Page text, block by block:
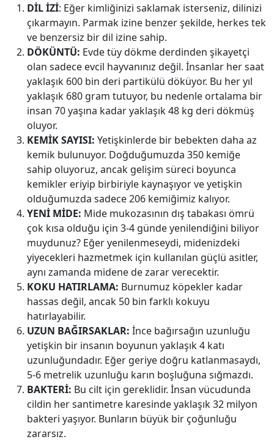
DİL İZİ: Eğer kimliğinizi saklamak isterseniz, dilinizi
çıkarmayın. Parmak izine benzer şekilde, herkes tek
ve benzersiz bir dil izine sahip.
DÖKÜNTÜ: Evde tüy dökme derdinden şikayetçi
olan sadece evcil hayvanınız değil. İnsanlar her saat
yaklaşık 600 bin deri partikülü döküyor. Bu her yıl
yaklaşık 680 gram tutuyor, bu nedenle ortalama bir
insan 70 yaşına kadar yaklaşık 48 kg deri dökmüş
oluyor.
KEMİK SAYISI: Yetişkinlerde bir bebekten daha az
kemik bulunuyor. Doğduğumuzda 350 kemiğe
sahip oluyoruz, ancak gelişim süreci boyunca
kemikler eriyip birbiriyle kaynaşıyor ve yetişkin
olduğumuzda sadece 206 kemiğimiz kalıyor.
YENİ MİDE: Mide mukozasının dış tabakası ömrü
çok kısa olduğu için 3-4 günde yenilendiğini biliyor
muydunuz? Eğer yenilenmeseydi, midenizdeki
yiyecekleri hazmetmek için kullanılan güçlü asitler,
aynı zamanda midene de zarar verecektir.
KOKU HATIRLAMA: Burnumuz köpekler kadar
hassas değil, ancak 50 bin farklı kokuyu
hatırlayabilir.
UZUN BAĞIRSAKLAR: İnce bağırsağın uzunluğu
yetişkin bir insanın boyunun yaklaşık 4 katı
uzunluğundadır. Eğer geriye doğru katlanmasaydı,
5-6 metrelik uzunluğu karın boşluğuna sığmazdı.
BAKTERİ: Bu cilt için gereklidir. İnsan vücudunda
cildin her santimetre karesinde yaklaşık 32 milyon
bakteri yaşıyor. Bunların büyük bir çoğunluğu
zararsız.